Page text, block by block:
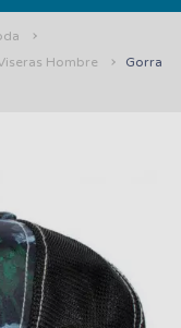
Hombre
Gorra